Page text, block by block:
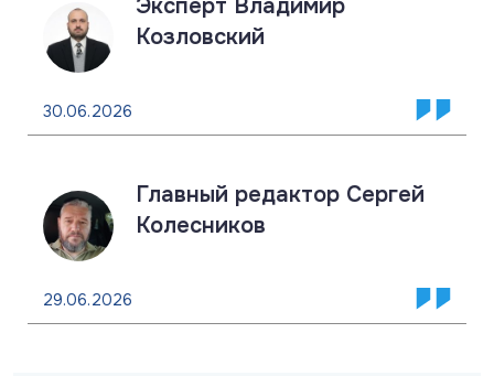
Эксперт Владимир
Козловский
30.06.2026
Главный редактор Сергей
Колесников
29.06.2026